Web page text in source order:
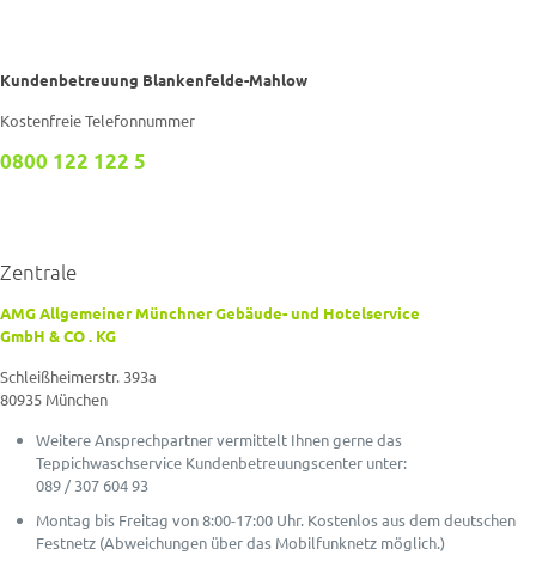
Kundenbetreuung Blankenfelde-Mahlow
Kostenfreie Telefonnummer
0800 122 122 5
Zentrale
AMG Allgemeiner Münchner Gebäude- und Hotelservice
GmbH & CO . KG
Schleißheimerstr. 393a
80935 München
Weitere Ansprechpartner vermittelt Ihnen gerne das
Teppichwaschservice Kundenbetreuungscenter unter:
089 / 307 604 93
Montag bis Freitag von 8:00-17:00 Uhr. Kostenlos aus dem deutschen
Festnetz (Abweichungen über das Mobilfunknetz möglich.)